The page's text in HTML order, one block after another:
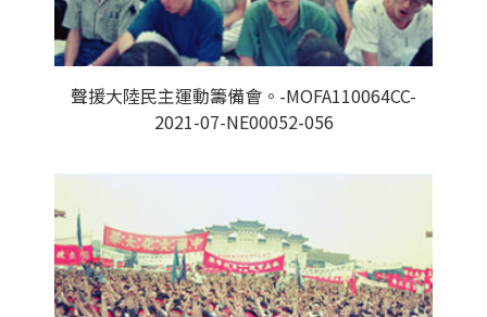
聲援大陸民主運動籌備會。-MOFA110064CC-
2021-07-NE00052-056